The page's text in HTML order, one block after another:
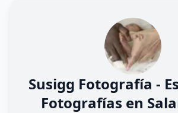
Susigg Fotografía -
Fotografías en